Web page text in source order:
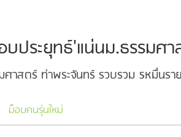
บประยุทธ์'แน่นม.ธรรมศ
าสตร์ ท่าพระจันทร์ รวบรวม 5หมื่นร
ม็อบคนรุ่นใหม่